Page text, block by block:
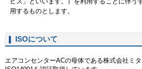
ISOについて
エアコンセンターACの母体である株式会社ミ